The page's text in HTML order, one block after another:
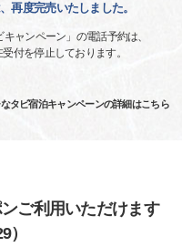
度完売いたしました。
ャンペーン」の電話予約は、
付を停止しております。
タビ宿泊キャンペーンの詳細はこちら
ご利用いただけます
）